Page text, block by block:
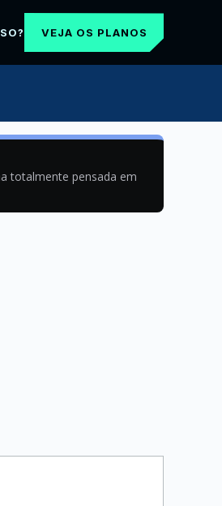
VEJA OS PLANOS
totalmente pensada em